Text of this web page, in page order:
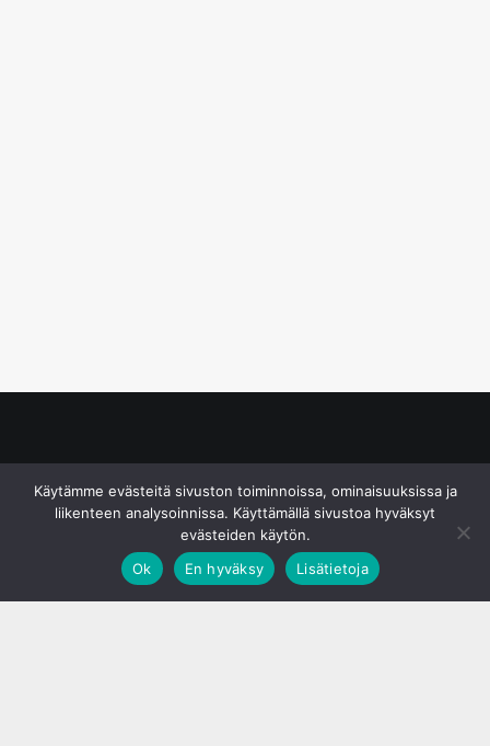
Käytämme evästeitä sivuston toiminnoissa, ominaisuuksissa ja
liikenteen analysoinnissa. Käyttämällä sivustoa hyväksyt
evästeiden käytön.
Ok
En hyväksy Lisätietoja